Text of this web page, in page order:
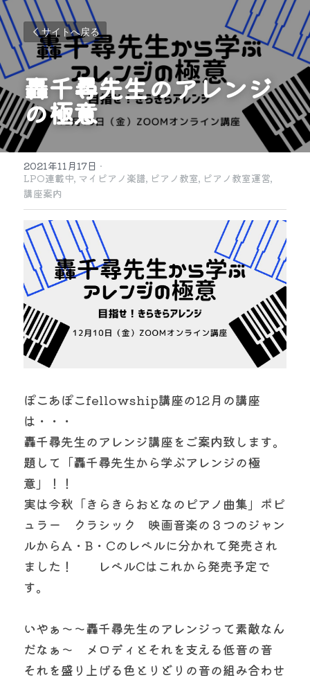
サイトへ戻る
轟千尋先生のアレンジ
の極意
2021年11月17日 ·
LPO連載中, マイピアノ楽譜, ピアノ教室, ピアノ教室運営,
講座案内
ぽこあぽこfellowship講座の12月の講座
は・・・
轟千尋先生のアレンジ講座をご案内致します。
題して「轟千尋先生から学ぶアレンジの極
意」！！
実は今秋「きらきらおとなのピアノ曲集」ポピ
ュラー　クラシック　映画音楽の３つのジャン
ルからA・B・Cのレベルに分かれて発売され
ました！　　レベルCはこれから発売予定で
す。
いやぁ〜〜轟千尋先生のアレンジって素敵なん
だなぁ〜　メロディとそれを支える低音の音
それを盛り上げる色とりどりの音の組み合わせ